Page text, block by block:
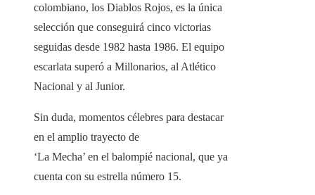
colombiano, los Diablos Rojos, es la única
selección que conseguirá cinco victorias
seguidas desde 1982 hasta 1986. El equipo
escarlata superó a Millonarios, al Atlético
Nacional y al Junior.
Sin duda, momentos célebres para destacar
en el amplio trayecto de
‘La Mecha’ en el balompié nacional, que ya
cuenta con su estrella número 15.